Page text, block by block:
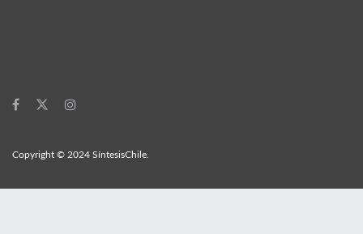
Copyright © 2024 SíntesisChile.